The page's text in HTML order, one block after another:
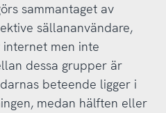
sammantaget av
sällananvändare,
men inte
dessa grupper är
beteende ligger i
medan hälften eller